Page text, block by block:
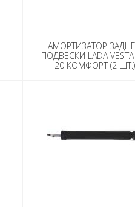
АМОРТИЗАТОР
ПОДВЕСКИ LADA VESTA
20 КОМФОРТ (2 ШТ.)